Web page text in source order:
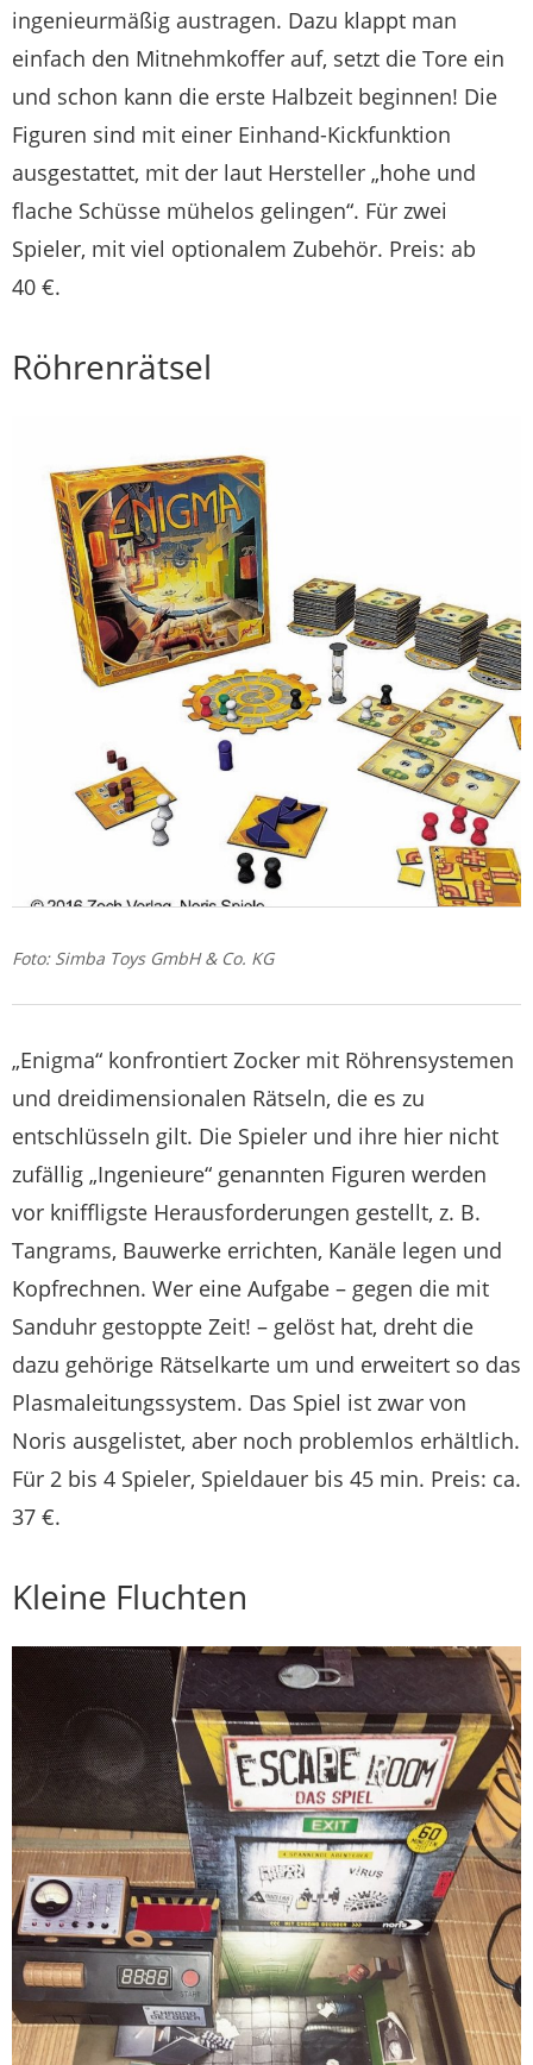
ingenieurmäßig austragen. Dazu klappt man
einfach den Mitnehmkoffer auf, setzt die Tore ein
und schon kann die erste Halbzeit beginnen! Die
Figuren sind mit einer Einhand-Kickfunktion
ausgestattet, mit der laut Hersteller „hohe und
flache Schüsse mühelos gelingen“. Für zwei
Spieler, mit viel optionalem Zubehör. Preis: ab
40 €.
Röhrenrätsel
Foto: Simba Toys GmbH & Co. KG
„Enigma“ konfrontiert Zocker mit Röhrensystemen
und dreidimensionalen Rätseln, die es zu
entschlüsseln gilt. Die Spieler und ihre hier nicht
zufällig „Ingenieure“ genannten Figuren werden
vor kniffligste Herausforderungen gestellt, z. B.
Tangrams, Bauwerke errichten, Kanäle legen und
Kopfrechnen. Wer eine Aufgabe – gegen die mit
Sanduhr gestoppte Zeit! – gelöst hat, dreht die
dazu gehörige Rätselkarte um und erweitert so das
Plasmaleitungssystem. Das Spiel ist zwar von
Noris ausgelistet, aber noch problemlos erhältlich.
Für 2 bis 4 Spieler, Spieldauer bis 45 min. Preis: ca.
37 €.
Kleine Fluchten